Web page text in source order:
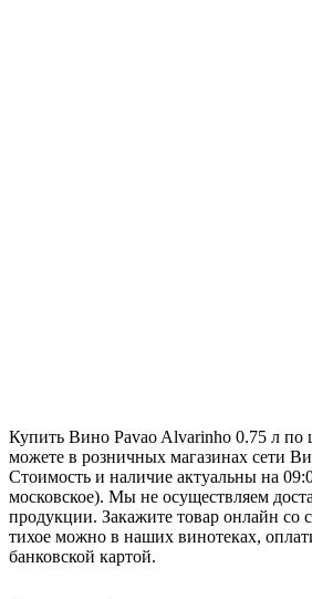
Купить Вино Pavao Alvarinho 0.75 л по
можете в розничных магазинах сети
Стоимость и наличие актуальны на
московское). Мы не осуществляем
продукции. Закажите товар онлайн со
тихое можно в наших винотеках,
банковской картой.